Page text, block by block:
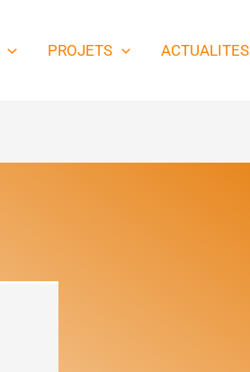
PROJETS ACTUALITES